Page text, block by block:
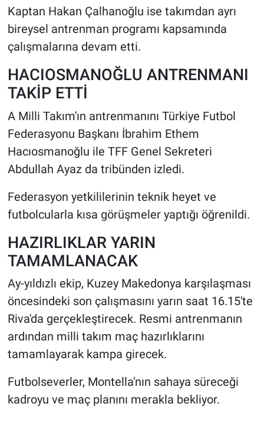
Kaptan Hakan Çalhanoğlu ise takımdan ayrı
bireysel antrenman programı kapsamında
çalışmalarına devam etti.
HACIOSMANOĞLU ANTRENMANI
TAKİP ETTİ
A Milli Takım'ın antrenmanını Türkiye Futbol
Federasyonu Başkanı İbrahim Ethem
Hacıosmanoğlu ile TFF Genel Sekreteri
Abdullah Ayaz da tribünden izledi.
Federasyon yetkililerinin teknik heyet ve
futbolcularla kısa görüşmeler yaptığı öğrenildi.
HAZIRLIKLAR YARIN
TAMAMLANACAK
Ay-yıldızlı ekip, Kuzey Makedonya karşılaşması
öncesindeki son çalışmasını yarın saat 16.15'te
Riva'da gerçekleştirecek. Resmi antrenmanın
ardından milli takım maç hazırlıklarını
tamamlayarak kampa girecek.
Futbolseverler, Montella'nın sahaya süreceği
kadroyu ve maç planını merakla bekliyor.